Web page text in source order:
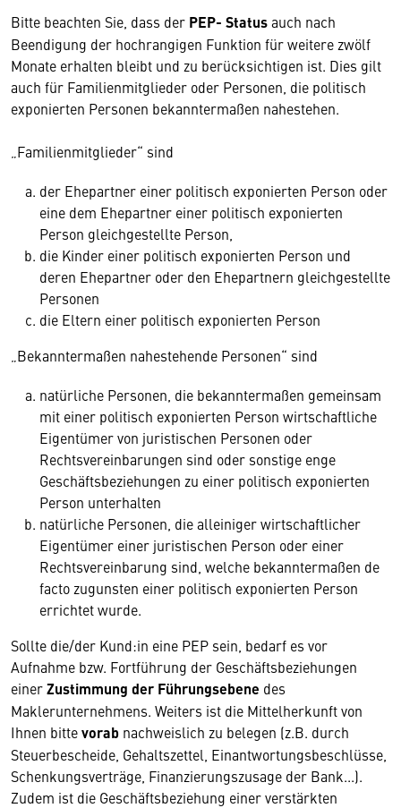
Bitte beachten Sie, dass der PEP- Statusauch nach
Beendigung der hochrangigen Funktion für weitere zwölf
Monate erhalten bleibt und zu berücksichtigen ist. Dies gilt
auch für Familienmitglieder oder Personen, die politisch
exponierten Personen bekanntermaßen nahestehen.
„Familienmitglieder“ sind
der Ehepartner einer politisch exponierten Person oder
eine dem Ehepartner einer politisch exponierten
Person gleichgestellte Person,
die Kinder einer politisch exponierten Person und
deren Ehepartner oder den Ehepartnern gleichgestellte
Personen
die Eltern einer politisch exponierten Person
„Bekanntermaßen nahestehende Personen“ sind
natürliche Personen, die bekanntermaßen gemeinsam
mit einer politisch exponierten Person wirtschaftliche
Eigentümer von juristischen Personen oder
Rechtsvereinbarungen sind oder sonstige enge
Geschäftsbeziehungen zu einer politisch exponierten
Person unterhalten
natürliche Personen, die alleiniger wirtschaftlicher
Eigentümer einer juristischen Person oder einer
Rechtsvereinbarung sind, welche bekanntermaßen de
facto zugunsten einer politisch exponierten Person
errichtet wurde.
Sollte die/der Kund:in eine PEP sein, bedarf es vor
Aufnahme bzw. Fortführung der Geschäftsbeziehungen
einerZustimmung der Führungsebene des
Maklerunternehmens. Weiters ist die Mittelherkunft von
Ihnen bittevorab nachweislich zu belegen (z.B. durch
Steuerbescheide, Gehaltszettel, Einantwortungsbeschlüsse,
Schenkungsverträge, Finanzierungszusage der Bank...).
Zudem ist die Geschäftsbeziehung einer verstärkten